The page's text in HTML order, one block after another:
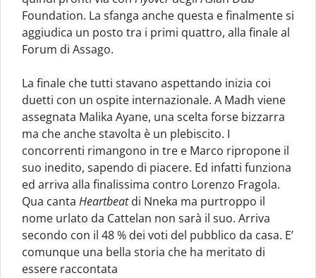
Foundation. La sfanga anche questa e finalmente si
aggiudica un posto tra i primi quattro, alla finale al
Forum di Assago.
La finale che tutti stavano aspettando inizia coi
duetti con un ospite internazionale. A Madh viene
assegnata Malika Ayane, una scelta forse bizzarra
ma che anche stavolta è un plebiscito. I
concorrenti rimangono in tre e Marco ripropone il
suo inedito, sapendo di piacere. Ed infatti funziona
ed arriva alla finalissima contro Lorenzo Fragola.
Qua canta Heartbeatdi Nneka ma purtroppo il
nome urlato da Cattelan non sarà il suo. Arriva
secondo con il 48 % dei voti del pubblico da casa. E’
comunque una bella storia che ha meritato di
essere raccontata